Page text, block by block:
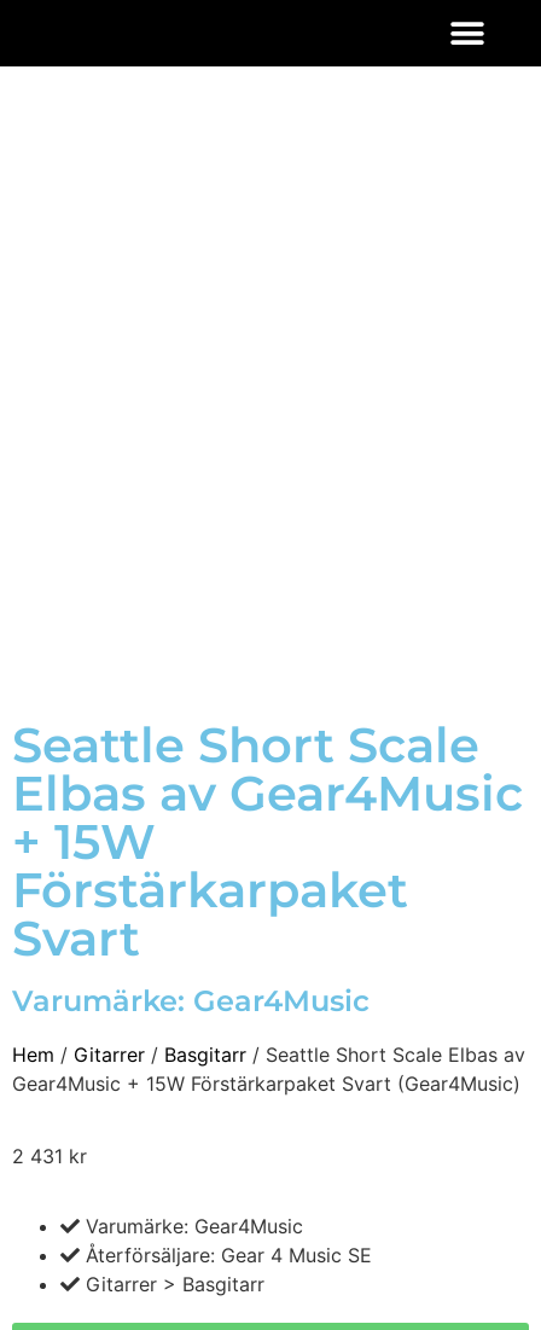
Seattle Short Scale
Elbas av Gear4Music
+ 15W
Förstärkarpaket
Svart
Varumärke: Gear4Music
Hem / Gitarrer / Basgitarr / Seattle Short Scale Elbas av
Gear4Music + 15W Förstärkarpaket Svart (Gear4Music)
2 431 kr
Varumärke: Gear4Music
Återförsäljare: Gear 4 Music SE
Gitarrer > Basgitarr